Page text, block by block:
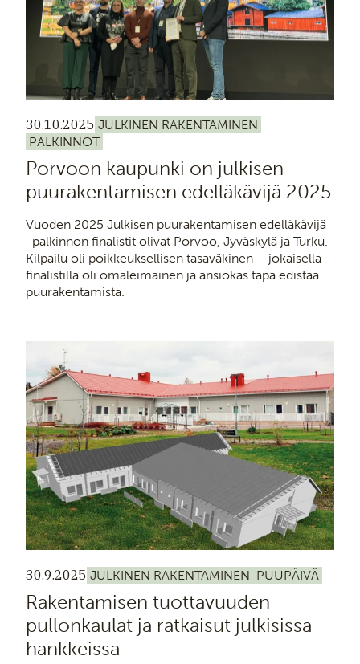
30.10.2025 JULKINEN RAKENTAMINEN
PALKINNOT
Porvoon kaupunki on julkisen
puurakentamisen edelläkävijä 2025
Vuoden 2025 Julkisen puurakentamisen edelläkävijä
-palkinnon finalistit olivat Porvoo, Jyväskylä ja Turku.
Kilpailu oli poikkeuksellisen tasaväkinen – jokaisella
finalistilla oli omaleimainen ja ansiokas tapa edistää
puurakentamista.
30.9.2025 JULKINEN RAKENTAMINEN PUUPÄIVÄ
Rakentamisen tuottavuuden
pullonkaulat ja ratkaisut julkisissa
hankkeissa